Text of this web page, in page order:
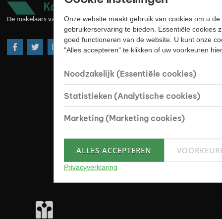
De makelaars van goede huizeOnze website maakt gebruik van cookies om u
gebruikerservaring te bieden. Essentiële cookies
goed functioneren van de website. U kunt onze
"Alles accepteren" te klikken of uw voorkeuren
Noodzakelijk (Essentiële cookies)
Statistieken (Analytische cookies)
Marketing (Marketing cookies)
ALLES ACCEPTEREN
Privacyverklaring